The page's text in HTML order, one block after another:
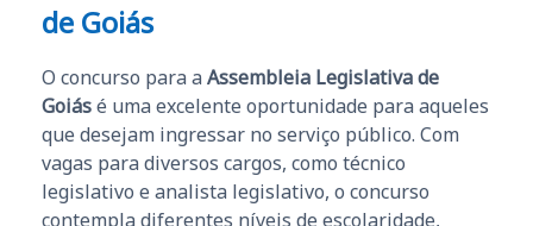
de Goiás
O concurso para a Assembleia Legislativa de
Goiásé uma excelente oportunidade para aqueles
que desejam ingressar no serviço público. Com
vagas para diversos cargos, como técnico
legislativo e analista legislativo, o concurso
contempla diferentes níveis de escolaridade,